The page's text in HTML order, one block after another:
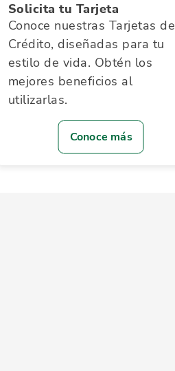
Solicita tu Tarjeta
Conoce nuestras Tarjetas de
Crédito, diseñadas para tu
estilo de vida. Obtén los
mejores beneficios al
utilizarlas.
Conoce más